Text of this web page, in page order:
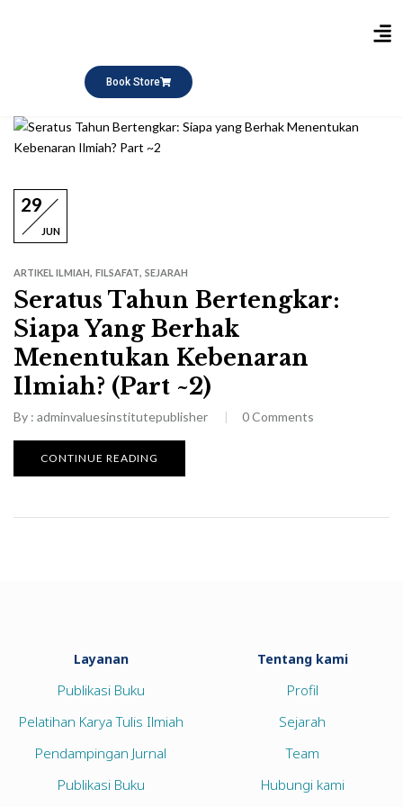
Book Store
29
JUN
ARTIKEL ILMIAH, FILSAFAT, SEJARAH
Seratus Tahun Bertengkar:
Siapa Yang Berhak
Menentukan Kebenaran
Ilmiah? (Part ~2)
By : adminvaluesinstitutepublisher 0Comments
CONTINUE READING
Layanan
Publikasi Buku
Pelatihan Karya Tulis Ilmiah
Pendampingan Jurnal
Publikasi Buku
Tentang kami
Profil
Sejarah
Team
Hubungi kami